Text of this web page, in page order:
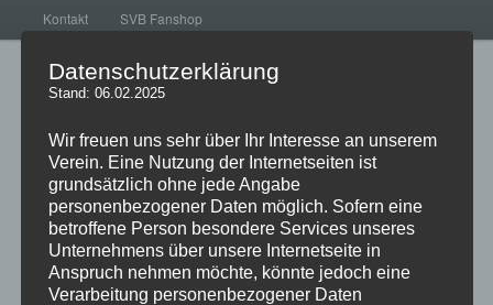
Kontakt SVB Fanshop
Beitrags-
Navigation
←Zurück
Jugend: Trainingszeiten
2019/2020
Veröffentlicht am22. Juli 2019vonLuis
Datenschutzerklärung
Stand: 06.02.2025
Wir freuen uns sehr über Ihr Interesse an unserem
Verein. Eine Nutzung der Internetseiten ist
grundsätzlich ohne jede Angabe
personenbezogener Daten möglich. Sofern eine
betroffene Person besondere Services unseres
Unternehmens über unsere Internetseite in
Anspruch nehmen möchte, könnte jedoch eine
Verarbeitung personenbezogener Daten